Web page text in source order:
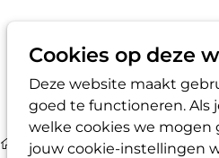
Cookies op deze
Deze website maakt
goed te functioneren. Als
welke cookies we mogen
jouw cookie-instellingen
Agenda Vraag wachtwoord